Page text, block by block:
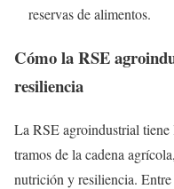
reservas de alimentos.
Cómo la RSE
resiliencia
La RSE agroindustrial tiene
tramos de la cadena
nutrición y resiliencia. Entre